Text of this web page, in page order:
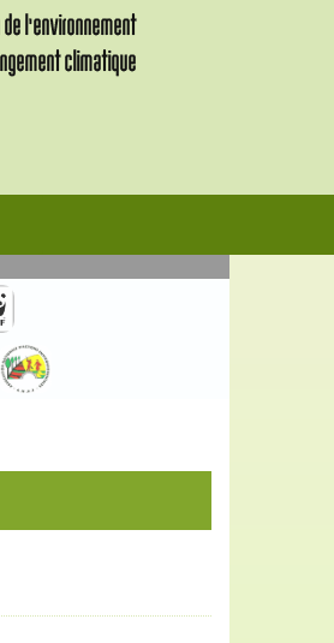
en œuvre en par DURRELL - Projet VALIHA